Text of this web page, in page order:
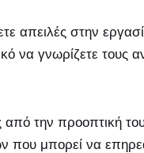
απειλές στην
να γνωρίζετε τους
την προοπτική
που μπορεί να